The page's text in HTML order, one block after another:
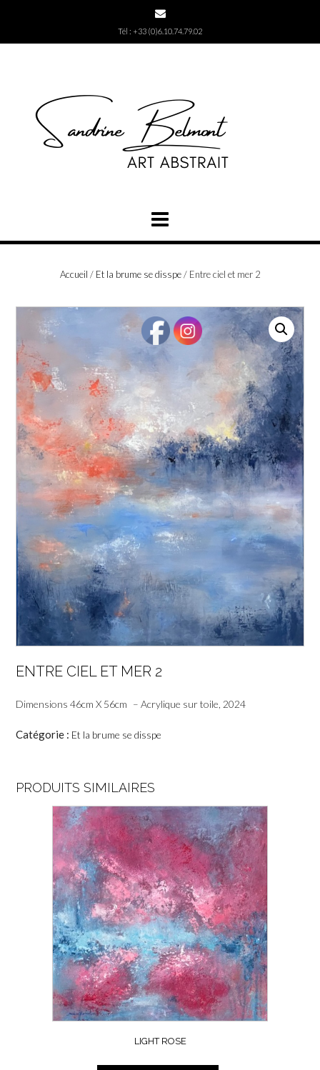
Tél : +33 (0)6.10.74.79.02
Accueil / Et la brume se disspe/ Entre ciel et mer 2
ENTRE CIEL ET MER 2
Dimensions 46cm X 56cm – Acrylique sur toile, 2024
Catégorie : Et la brume se disspe
PRODUITS SIMILAIRES
LIGHT ROSE